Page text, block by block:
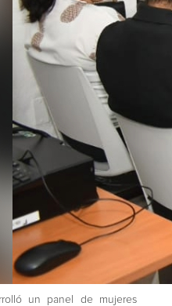
un panel de mujeres